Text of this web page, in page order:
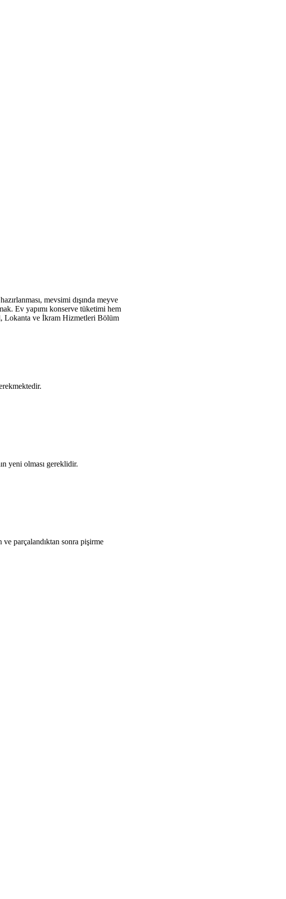
mevsimi dışında meyve
Ev yapımı konserve tüketimi hem
Lokanta ve İkram Hizmetleri Bölüm
yeni olması gereklidir.
parçalandıktan sonra pişirme